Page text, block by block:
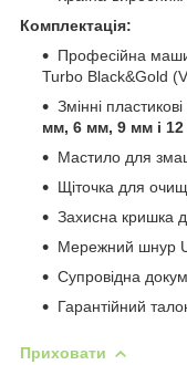
Комплектація:
Професійна
Turbo Black&Gold
Змінні
мм, 6 мм, 9 мм і
Мастило для
Щіточка для
Захисна кришка
Мережний шнур
Супровідна
Гарантійний
Приховати